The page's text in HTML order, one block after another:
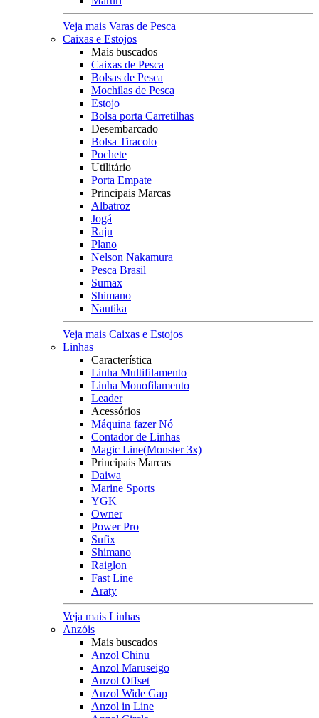
Veja mais Varas de Pesca
Caixas e Estojos
Mais buscados
Caixas de Pesca
Bolsas de Pesca
Mochilas de Pesca
Estojo
Bolsa porta Carretilhas
Desembarcado
Bolsa Tiracolo
Pochete
Utilitário
Porta Empate
Principais Marcas
Albatroz
Jogá
Raju
Plano
Nelson Nakamura
Pesca Brasil
Sumax
Shimano
Nautika
Veja mais Caixas e Estojos
Linhas
Característica
Linha Multifilamento
Linha Monofilamento
Leader
Acessórios
Máquina fazer Nó
Contador de Linhas
Magic Line(Monster 3x)
Principais Marcas
Daiwa
Marine Sports
YGK
Owner
Power Pro
Sufix
Shimano
Raiglon
Fast Line
Araty
Veja mais Linhas
Anzóis
Mais buscados
Anzol Chinu
Anzol Maruseigo
Anzol Offset
Anzol Wide Gap
Anzol in Line